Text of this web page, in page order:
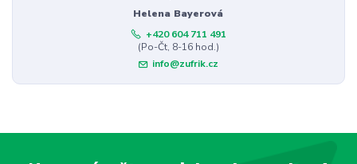
Helena Bayerová
+420 604 711 491
(Po-Čt, 8-16 hod.)
info@zufrik.cz